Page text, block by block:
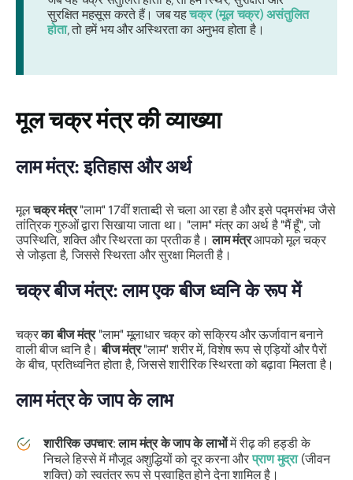
सुरक्षित महसूस करते हैं। जब यहचक्र (मूल चक्र) असंतुलित
होता, तो हमें भय और अस्थिरता का अनुभव होता है।
मूल चक्र मंत्र की व्याख्या
लाम मंत्र: इतिहास और अर्थ
मूलचक्र मंत्र"लाम" 17वीं शताब्दी से चला आ रहा है और इसे पद्मसंभव जैसे
तांत्रिक गुरुओं द्वारा सिखाया जाता था। "लाम" मंत्र का अर्थ है "मैं हूँ", जो
उपस्थिति, शक्ति और स्थिरता का प्रतीक है।लाम मंत्रआपको मूल चक्र
से जोड़ता है, जिससे स्थिरता और सुरक्षा मिलती है।
चक्र बीज मंत्र: लाम एक बीज ध्वनि के रूप में
चक्रका बीज मंत्र"लाम" मूलाधार चक्र को सक्रिय और ऊर्जावान बनाने
वाली बीज ध्वनि है।बीज मंत्र"लाम" शरीर में, विशेष रूप से एड़ियों और पैरों
के बीच, प्रतिध्वनित होता है, जिससे शारीरिक स्थिरता को बढ़ावा मिलता है।
लाम मंत्र के जाप के लाभ
शारीरिक उपचार:लाम मंत्र के जाप के लाभोंमें रीढ़ की हड्डी के
निचले हिस्से में मौजूद अशुद्धियों को दूर करना औरप्राण मुद्रा(जीवन
शक्ति) को स्वतंत्र रूप से प्रवाहित होने देना शामिल है।